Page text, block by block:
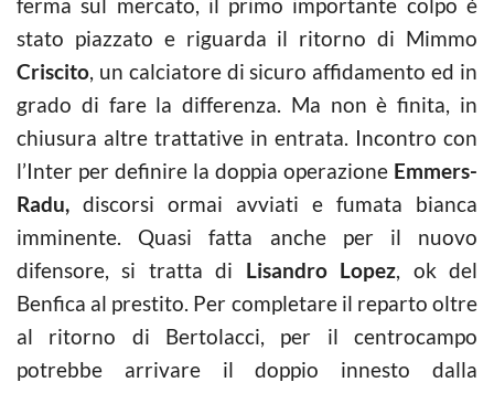
stato piazzato e riguarda il ritorno di Mimmo
Criscito, un calciatore di sicuro affidamento ed in
grado di fare la differenza. Ma non è finita, in
chiusura altre trattative in entrata. Incontro con
l’Inter per definire la doppia operazione Emmers-
Radu, discorsi ormai avviati e fumata bianca
imminente. Quasi fatta anche per il nuovo
difensore, si tratta di Lisandro Lopez, ok del
Benfica al prestito. Per completare il reparto oltre
al ritorno di Bertolacci, per il centrocampo
potrebbe arrivare il doppio innesto dalla